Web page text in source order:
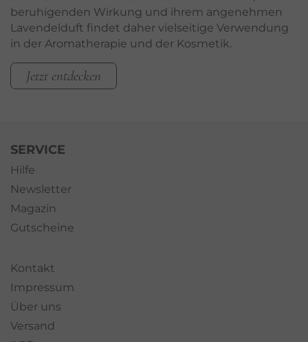
beruhigenden Wirkung und ihrem angenehmen
Lavendelduft findet daher vielseitige Verwendung
in der Aromatherapie und der Kosmetik.
Jetzt entdecken
SERVICE
Hilfe
Newsletter
Magazin
Gutscheine
Kontakt
Impressum
Über uns
Versand